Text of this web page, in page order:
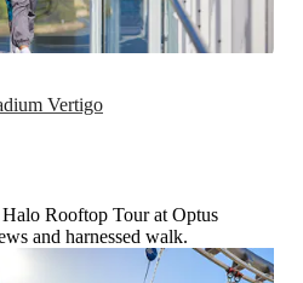
Vertigo
Rooftop Tour at Optus
and harnessed walk.